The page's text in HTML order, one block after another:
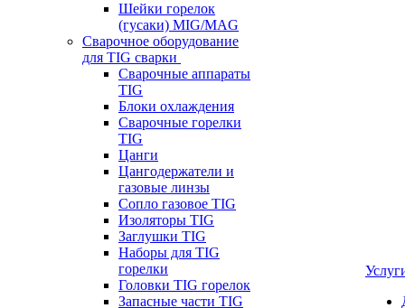
Шейки горелок
(гусаки) MIG/MAG
Сварочное оборудование
для TIG сварки
Сварочные аппараты
TIG
Блоки охлаждения
Сварочные горелки
TIG
Цанги
Цангодержатели и
газовые линзы
Сопло газовое TIG
Изоляторы TIG
Заглушки TIG
Наборы для TIG
горелки
Головки TIG горелок
Запасные части TIG